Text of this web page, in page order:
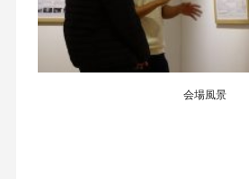
会場風景